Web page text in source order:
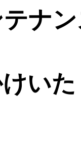
ナ
い